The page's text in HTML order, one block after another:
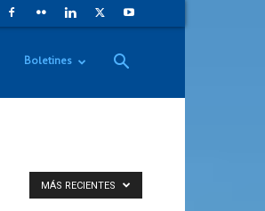
Boletines
MÁS RECIENTES